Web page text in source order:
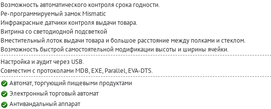
Возможность автоматического контроля срока годности.
Ре-программируемый замок Mismatic
Инфракрасные датчики контроля выдачи товара.
Витрина со светодиодной подсветкой
Вместительный лоток выдачи товара и большое расстояние между полками и стеклом.
Возможность быстрой самостоятельной модификации высоты и ширины ячейки.
Настройка и аудит через USB.
Совместим с протоколами MDB, EXE, Parallel, EVA-DTS.
Автомат, торгующий пищевыми продуктами
Электронный торговый автомат
Антивандальный аппарат